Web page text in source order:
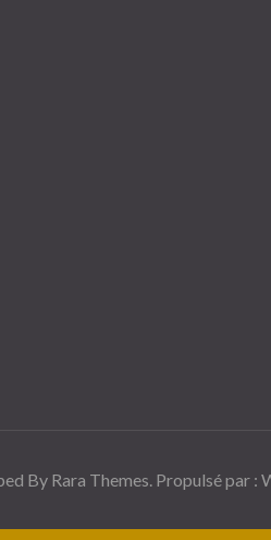
By Rara Themes. Propulsé par :